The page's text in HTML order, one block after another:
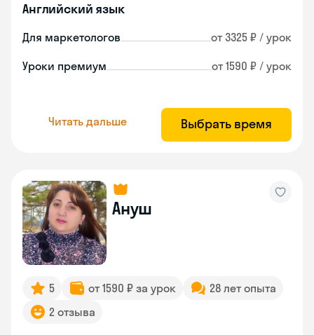
Английский язык
Для маркетологов от 3325 ₽ / урок
Уроки премиум от 1590 ₽ / урок
Читать дальше Выбрать время
Ануш
5 от 1590 ₽ за урок
28 лет опыта
2 отзыва